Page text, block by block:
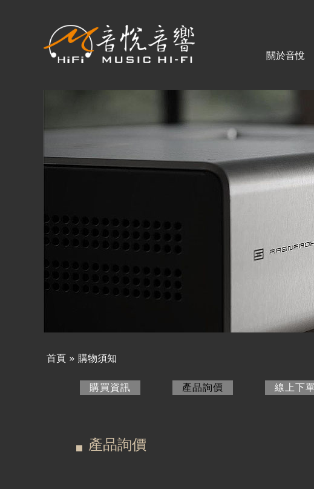
關於音悅
商品一覽
二手專區
產品詢價
視聽室預約
首頁 » 購物須知
購買資訊 產品詢價 (作用中頁籤)線上下
產品詢價